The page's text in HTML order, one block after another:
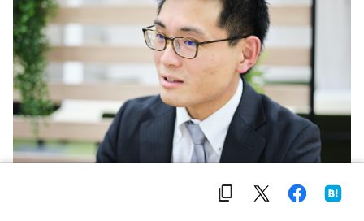
content_copy